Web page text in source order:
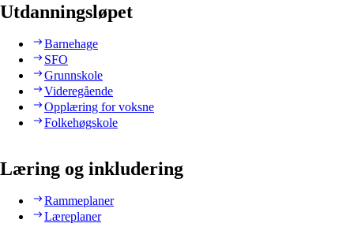
Utdanningsløpet
Barnehage
SFO
Grunnskole
Videregående
Opplæring for voksne
Folkehøgskole
Læring og inkludering
Rammeplaner
Læreplaner